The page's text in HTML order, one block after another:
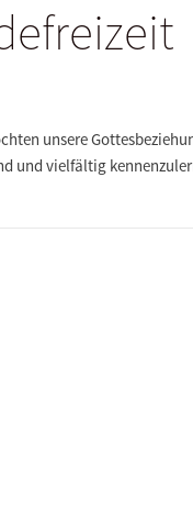
unsere
und vielfältig